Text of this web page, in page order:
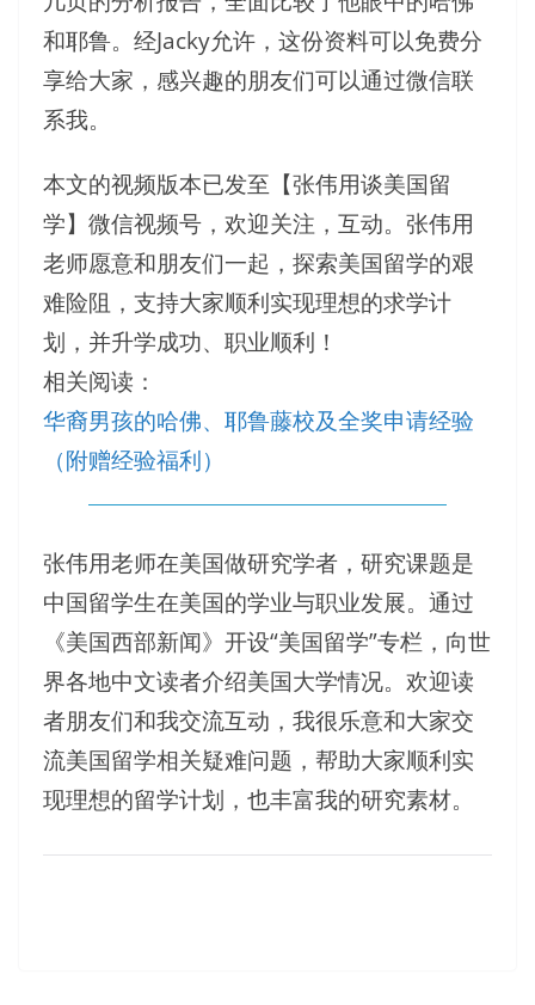
和耶鲁。经Jacky允许，这份资料可以免费分
享给大家，感兴趣的朋友们可以通过微信联
系我。
本文的视频版本已发至【张伟用谈美国留
学】微信视频号，欢迎关注，互动。张伟用
老师愿意和朋友们一起，探索美国留学的艰
难险阻，支持大家顺利实现理想的求学计
划，并升学成功、职业顺利！
相关阅读：
华裔男孩的哈佛、耶鲁藤校及全奖申请经验
（附赠经验福利）
张伟用老师在美国做研究学者，研究课题是
中国留学生在美国的学业与职业发展。通过
《美国西部新闻》开设“美国留学”专栏，向世
界各地中文读者介绍美国大学情况。欢迎读
者朋友们和我交流互动，我很乐意和大家交
流美国留学相关疑难问题，帮助大家顺利实
现理想的留学计划，也丰富我的研究素材。